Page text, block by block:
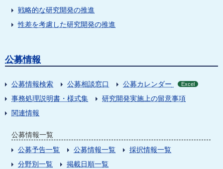
戦略的な研究開発の推進
性差を考慮した研究開発の推進
公募情報
公募情報検索 公募相談窓口 公募カレンダー Excel
事務処理説明書・様式集
研究開発実施上の留意事項
関連情報
公募情報一覧
公募予告一覧
公募情報一覧
採択情報一覧
分野別一覧
掲載日順一覧